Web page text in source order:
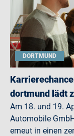
DORTMUND
dortmund lädt
Am 18. und 19.
Automobile
erneut in einen